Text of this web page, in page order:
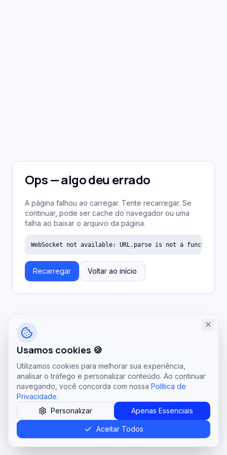
Ops — algo deu errado
A página falhou ao carregar. Tente recarregar. Se
continuar, pode ser cache do navegador ou uma
falha ao baixar o arquivo da página.
WebSocket not available: URL.parse is not a function
Recarregar Voltar ao início
Usamos cookies 🍪
Utilizamos cookies para melhorar sua experiência,
analisar o tráfego e personalizar conteúdo. Ao continuar
navegando, você concorda com nossa Política de
Privacidade.
Personalizar
Apenas Essenciais
Aceitar Todos